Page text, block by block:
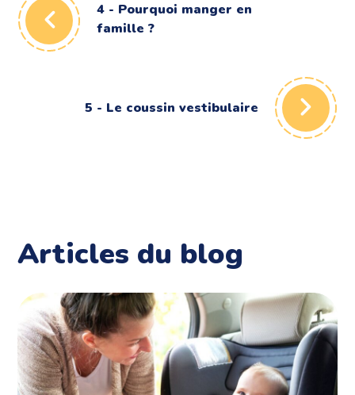
4 - Pourquoi manger en
famille ?
5 - Le coussin vestibulaire
Articles du blog